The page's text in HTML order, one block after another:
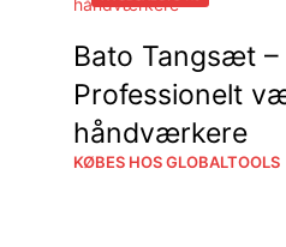
Bato Tangsæt –
Professionelt
håndværkere
KØBES HOS GLOBALTOOLS